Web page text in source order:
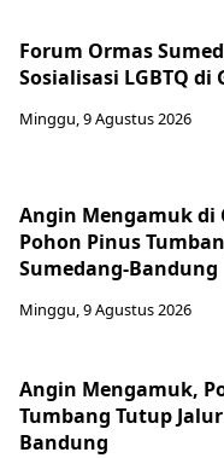
Forum Ormas
Sosialisasi LGBTQ di
Minggu, 9 Agustus 2026
Angin Mengamuk di
Pohon Pinus
Sumedang-Bandung
Minggu, 9 Agustus 2026
Angin Mengamuk,
Tumbang Tutup
Bandung